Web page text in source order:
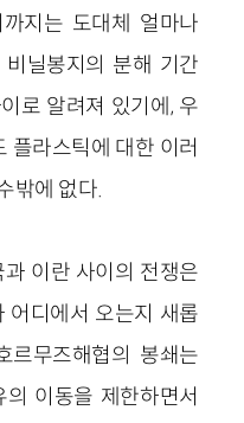
지는 도대체 얼마나
닐봉지의 분해 기간
로 알려져 있기에, 우
플라스틱에 대한 이러
밖에 없다.
이란 사이의 전쟁은
어디에서 오는지 새롭
르무즈해협의 봉쇄는
이동을 제한하면서